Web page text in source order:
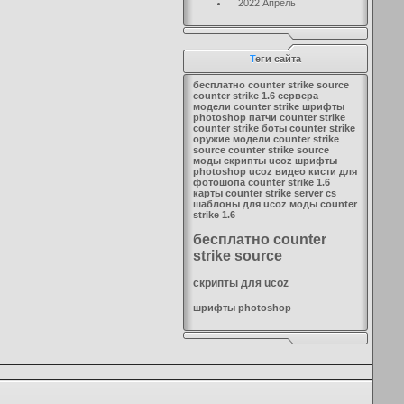
2022 Апрель
Теги сайта
бесплатно counter strike source
counter strike 1.6 сервера
модели counter strike шрифты
photoshop патчи counter strike
counter strike боты counter strike
оружие модели counter strike
source counter strike source
моды скрипты ucoz шрифты
photoshop ucoz видео кисти для
фотошопа counter strike 1.6
карты counter strike server cs
шаблоны для ucoz моды counter
strike 1.6
бесплатно counter
strike source
скрипты для ucoz
шрифты photoshop